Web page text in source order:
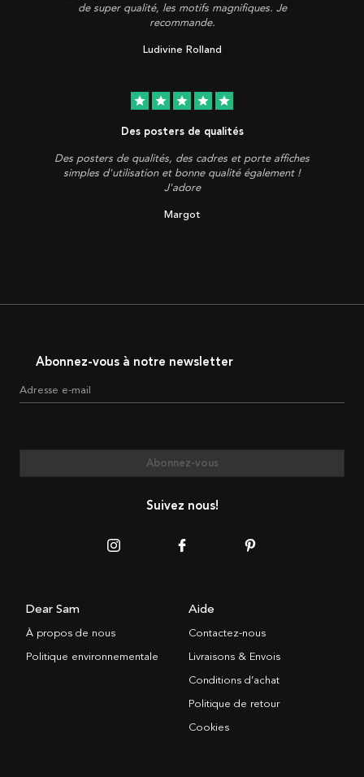
de super qualité, les motifs magnifiques. Je
recommande.
Ludivine Rolland
star star star star star
Des posters de qualités
Des posters de qualités, des cadres et porte affiches
simples d'utilisation et bonne qualité également !
J'adore
Margot
Abonnez-vous à notre newsletter
Adresse e-mail
Abonnez-vous
Suivez nous!
Dear Sam
À propos de nous
Politique environnementale
Aide
Contactez-nous
Livraisons & Envois
Conditions d’achat
Politique de retour
Cookies